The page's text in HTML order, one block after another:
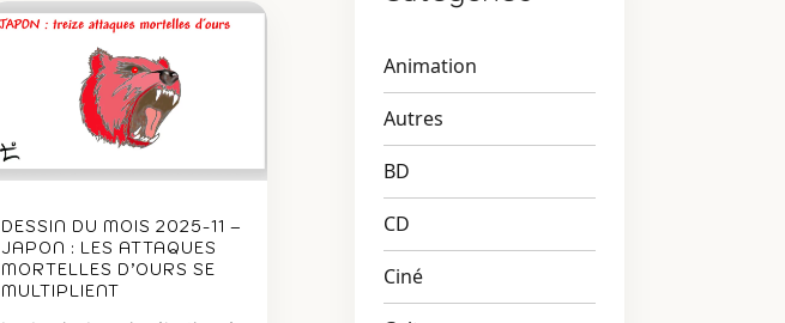
DESSIN DU MOIS 2025-11 –
JAPON : LES ATTAQUES
MORTELLES D’OURS SE
MULTIPLIENT
Animation
Autres
BD
CD
Ciné